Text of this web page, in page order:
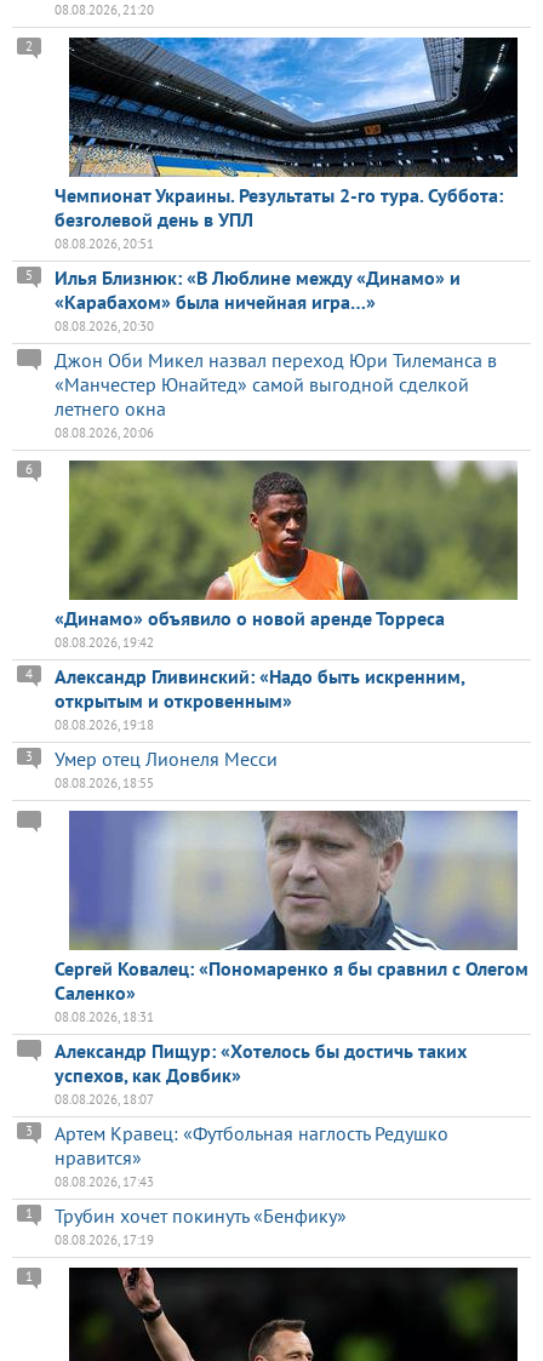
08.08.2026, 21:20
Чемпионат Украины. Результаты 2-го тура. Суббота:
безголевой день в УПЛ
2
08.08.2026, 20:51
Илья Близнюк: «В Люблине между «Динамо» и
«Карабахом» была ничейная игра…»
5
08.08.2026, 20:30
Джон Оби Микел назвал переход Юри Тилеманса в
«Манчестер Юнайтед» самой выгодной сделкой
летнего окна
08.08.2026, 20:06
«Динамо» объявило о новой аренде Торреса
6
08.08.2026, 19:42
Александр Гливинский: «Надо быть искренним,
открытым и откровенным»
4
08.08.2026, 19:18
Умер отец Лионеля Месси
3
08.08.2026, 18:55
Сергей Ковалец: «Пономаренко я бы сравнил с Олегом
Саленко»
08.08.2026, 18:31
Александр Пищур: «Хотелось бы достичь таких
успехов, как Довбик»
08.08.2026, 18:07
Артем Кравец: «Футбольная наглость Редушко
нравится»
3
08.08.2026, 17:43
Трубин хочет покинуть «Бенфику»
1
08.08.2026, 17:19
1